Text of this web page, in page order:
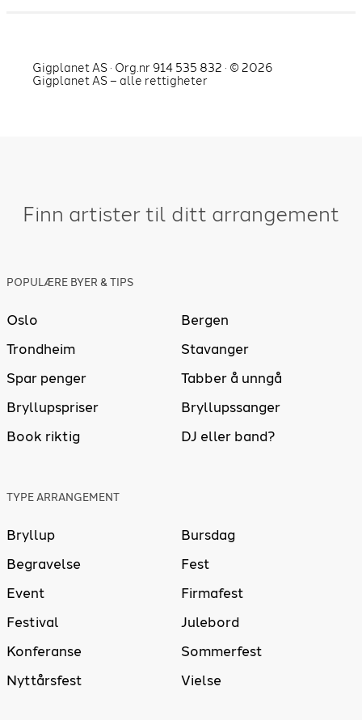
Gigplanet AS · Org.nr 914 535 832 · © 2026
Gigplanet AS – alle rettigheter
Finn artister til ditt arrangement
POPULÆRE BYER & TIPS
Oslo
Bergen
Trondheim
Stavanger
Spar penger
Tabber å unngå
Bryllupspriser
Bryllupssanger
Book riktig
DJ eller band?
TYPE ARRANGEMENT
Bryllup
Bursdag
Begravelse
Fest
Event
Firmafest
Festival
Julebord
Konferanse
Sommerfest
Nyttårsfest
Vielse